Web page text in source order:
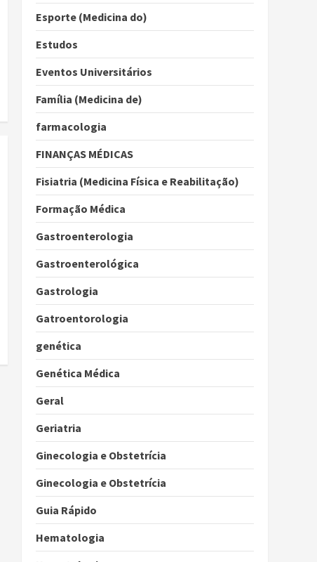
Esporte (Medicina do)
Estudos
Eventos Universitários
Família (Medicina de)
farmacologia
FINANÇAS MÉDICAS
Fisiatria (Medicina Física e Reabilitação)
Formação Médica
Gastroenterologia
Gastroenterológica
Gastrologia
Gatroentorologia
genética
Genética Médica
Geral
Geriatria
Ginecologia e Obstetrícia
Ginecologia e Obstetrícia
Guia Rápido
Hematologia